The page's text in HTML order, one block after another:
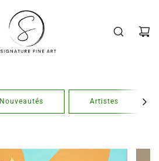
Nouveautés Artistes